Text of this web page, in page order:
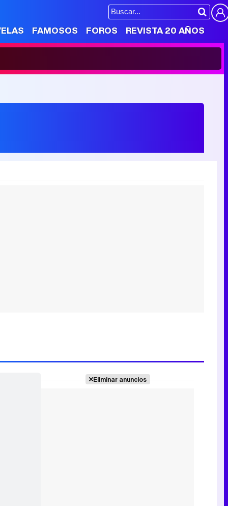
FAMOSOS FOROS REVISTA 20 AÑOS
Eliminar anuncios